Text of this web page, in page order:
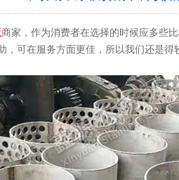
商家，作为消费者在选择的时候应多些
，可在服务方面更佳，所以我们还是